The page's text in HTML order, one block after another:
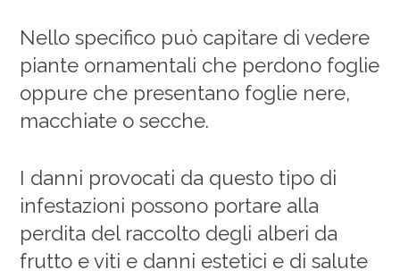
Nello specifico può capitare di vedere
piante ornamentali che perdono foglie
oppure che presentano foglie nere,
macchiate o secche.
I danni provocati da questo tipo di
infestazioni possono portare alla
perdita del raccolto degli alberi da
frutto e viti e danni estetici e di salute